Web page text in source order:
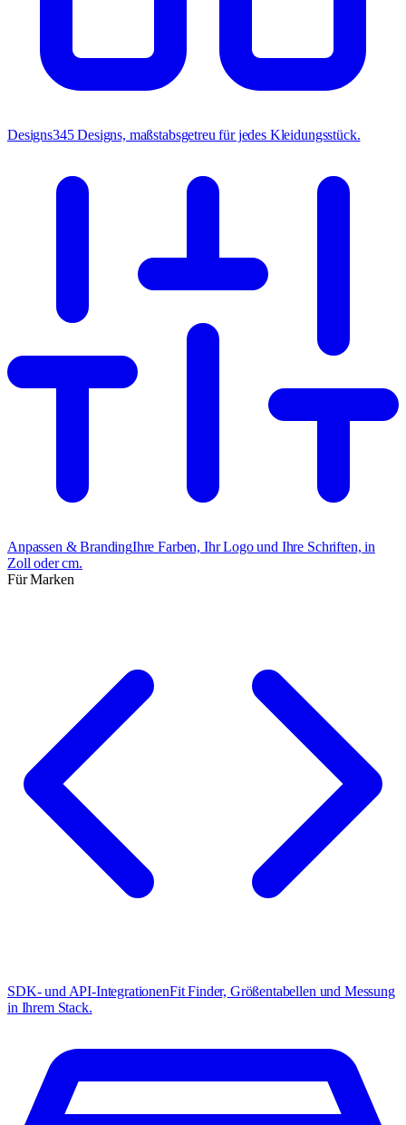
Designs345 Designs, maßstabsgetreu für jedes Kleidungsstück.
Anpassen & BrandingIhre Farben, Ihr Logo und Ihre Schriften, in
Zoll oder cm.
Für Marken
SDK- und API-IntegrationenFit Finder, Größentabellen und Messung
in Ihrem Stack.